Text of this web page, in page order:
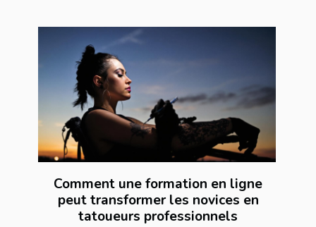
Comment une formation en ligne
peut transformer les novices en
tatoueurs professionnels